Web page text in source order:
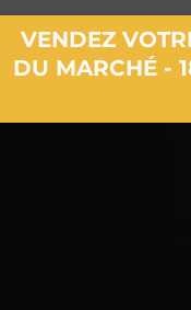
VENDEZ
DU MARCHÉ -